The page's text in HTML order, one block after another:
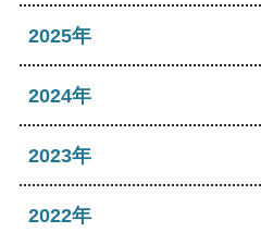
2026年08月
2026年06月
2026年04月
2025年
2025年12月
2025年10月
2024年
2024年12月
2023年
2023年12月
2022年